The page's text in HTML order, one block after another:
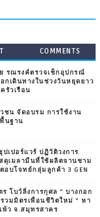
COMMENTS
รณรงค์ตรวจเช็กอุปกรณ์
กเดินทางในช่วงวันหยุดยาว
รัวเรือน
ชน จัดอบรม การใช้งาน
นฐาน
ปเปอร์แวร์ ปฏิวัติวงการ
ดุเมลามีนที่ใช้ผลิตจานชาม
บโจทย์กลุ่มลูกค้า 3 GEN
โบว์ลิ่งการกุศล “ บางกอก
วมมิตรเพื่อนชีวิตใหม่ ” หา
ว จ.สมุทรสาคร